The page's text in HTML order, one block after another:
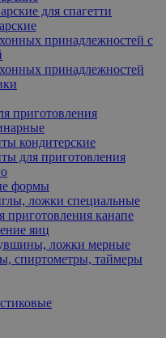
для спагетти
принадлежностей с
принадлежностей
приготовления
кондитерские
для приготовления
формы
ложки специальные
приготовления канапе
яиц
ложки мерные
спиртометры, таймеры